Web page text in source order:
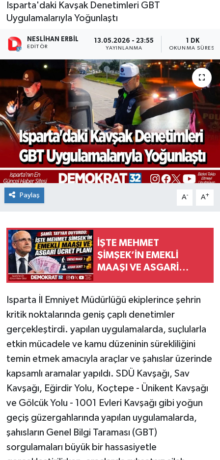
Isparta'daki Kavşak Denetimleri GBT
Uygulamalarıyla Yoğunlaştı
NESLIHAN ERBIL
EDITÖR
13.05.2026 - 23:55
YAYINLANMA
1 DK
OKUNMA SÜRESI
Paylaş A- A+
İŞTE MEHMET
ŞİMŞEK’İN EMEKLİ
MAAŞI VE ASGARİ
Isparta İl Emniyet Müdürlüğü ekiplerince şehrin
kritik noktalarında geniş çaplı denetimler
gerçekleştirdi. yapılan uygulamalarda, suçlularla
etkin mücadele ve kamu düzeninin sürekliliğini
temin etmek amacıyla araçlar ve şahıslar üzerinde
kapsamlı aramalar yapıldı. SDÜ Kavşağı, Sav
Kavşağı, Eğirdir Yolu, Koçtepe - Ünikent Kavşağı
ve Gölcük Yolu - 1001 Evleri Kavşağı gibi yoğun
geçiş güzergahlarında yapılan uygulamalarda,
şahısların Genel Bilgi Taraması (GBT)
sorgulamaları büyük bir hassasiyetle
Haber Arşivi